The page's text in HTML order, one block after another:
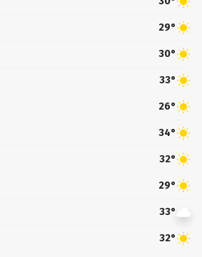
29°
30°
33°
26°
34°
32°
29°
33°
32°